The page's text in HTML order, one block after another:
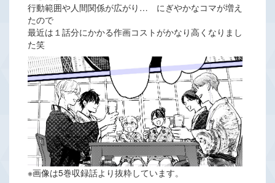
行動範囲や人間関係が広がり… にぎやかなコマが増え
たので
最近は１話分にかかる作画コストがかなり高くなりまし
た笑
※画像は5巻収録話より抜粋しています。